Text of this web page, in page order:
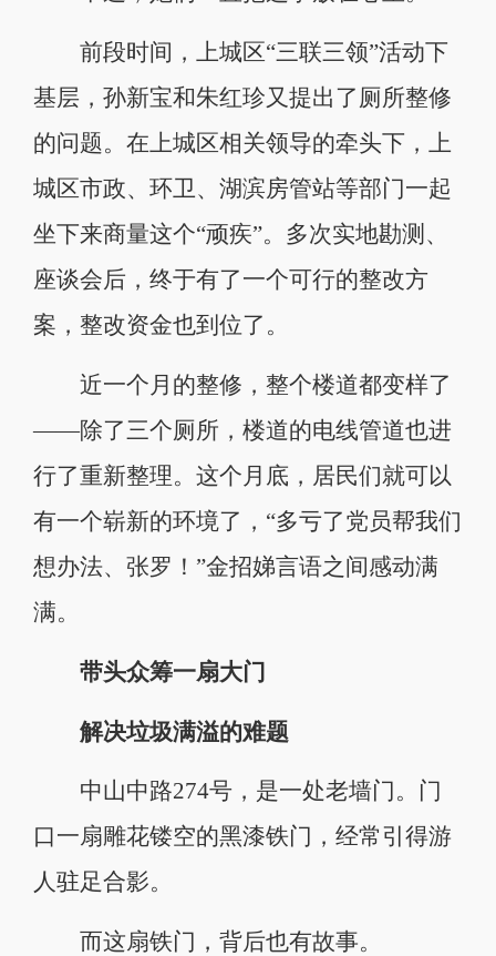
前段时间，上城区“三联三领”活动下
基层，孙新宝和朱红珍又提出了厕所整修
的问题。在上城区相关领导的牵头下，上
城区市政、环卫、湖滨房管站等部门一起
坐下来商量这个“顽疾”。多次实地勘测、
座谈会后，终于有了一个可行的整改方
案，整改资金也到位了。
近一个月的整修，整个楼道都变样了
——除了三个厕所，楼道的电线管道也进
行了重新整理。这个月底，居民们就可以
有一个崭新的环境了，“多亏了党员帮我们
想办法、张罗！”金招娣言语之间感动满
满。
带头众筹一扇大门
解决垃圾满溢的难题
中山中路274号，是一处老墙门。门
口一扇雕花镂空的黑漆铁门，经常引得游
人驻足合影。
而这扇铁门，背后也有故事。